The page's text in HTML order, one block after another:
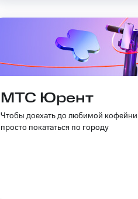
МТС Юрент
Чтобы доехать до любимой
просто покататься по городу